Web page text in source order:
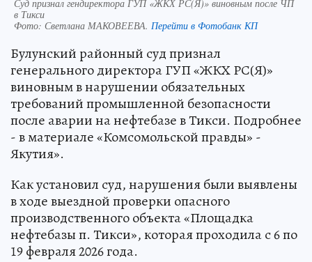
Суд признал гендиректора ГУП «ЖКХ РС(Я)» виновным после ЧП
в Тикси
Фото: Светлана МАКОВЕЕВА. Перейти в Фотобанк КП
Булунский районный суд признал
генерального директора ГУП «ЖКХ РС(Я)»
виновным в нарушении обязательных
требований промышленной безопасности
после аварии на нефтебазе в Тикси. Подробнее
- в материале «Комсомольской правды» -
Якутия».
Как установил суд, нарушения были выявлены
в ходе выездной проверки опасного
производственного объекта «Площадка
нефтебазы п. Тикси», которая проходила с 6 по
19 февраля 2026 года.